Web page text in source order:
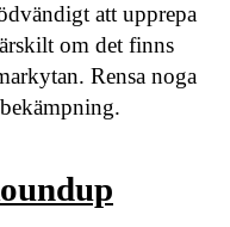
att upprepa
om det finns
Rensa noga